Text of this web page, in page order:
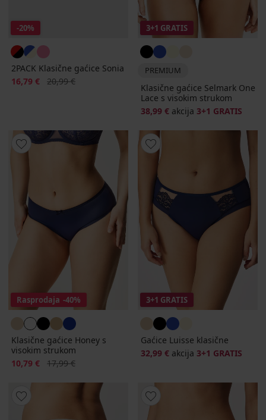
-20%
2PACK Klasične gaćice Sonia
Popust
16,79 € Prvobitna cijena
20,99 €
3+1 GRATIS
PREMIUM
Klasične gaćice Selmark One
Lace s visokim strukom
38,99 € akcija 3+1 GRATIS
Rasprodaja -40%
Klasične gaćice Honey s
visokim strukom
Popust
10,79 € Prvobitna cijena
17,99 €
3+1 GRATIS
Gaćice Luisse klasične
32,99 € akcija 3+1 GRATIS